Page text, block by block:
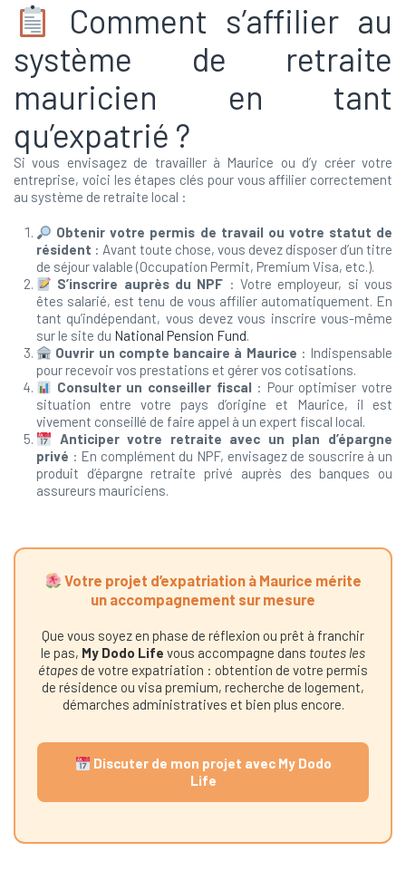
Comment s’affilier au
système de retraite
mauricien en tant
qu’expatrié ?
Si vous envisagez de travailler à Maurice ou d’y créer votre
entreprise, voici les étapes clés pour vous affilier correctement
au système de retraite local :
Obtenir votre permis de travail ou votre statut de
résident : Avant toute chose, vous devez disposer d’un titre
de séjour valable (Occupation Permit, Premium Visa, etc.).
S’inscrire auprès du NPF : Votre employeur, si vous
êtes salarié, est tenu de vous affilier automatiquement. En
tant qu’indépendant, vous devez vous inscrire vous-même
sur le site du National Pension Fund.
Ouvrir un compte bancaire à Maurice : Indispensable
pour recevoir vos prestations et gérer vos cotisations.
Consulter un conseiller fiscal : Pour optimiser votre
situation entre votre pays d’origine et Maurice, il est
vivement conseillé de faire appel à un expert fiscal local.
Anticiper votre retraite avec un plan d’épargne
privé : En complément du NPF, envisagez de souscrire à un
produit d’épargne retraite privé auprès des banques ou
assureurs mauriciens.
Votre projet d’expatriation à Maurice mérite
un accompagnement sur mesure
Que vous soyez en phase de réflexion ou prêt à franchir
le pas, My Dodo Life vous accompagne dans toutes les
étapes de votre expatriation : obtention de votre permis
de résidence ou visa premium, recherche de logement,
démarches administratives et bien plus encore.
Discuter de mon projet avec My Dodo
Life